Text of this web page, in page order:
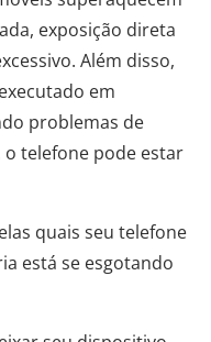
exposição direta
Além disso,
em
problemas de
o telefone pode estar
quais seu telefone
está se esgotando